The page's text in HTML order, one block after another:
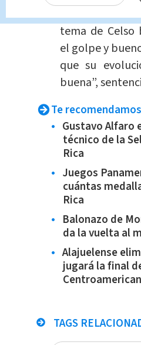
partícipes del
tema de Celso
el golpe y
que su
buena”,
Te recomendamos
Gustavo Alfaro
técnico de la
Rica
Juegos
cuántas
Rica
Balonazo de
da la vuelta al
Alajuelense
jugará la final
TAGS